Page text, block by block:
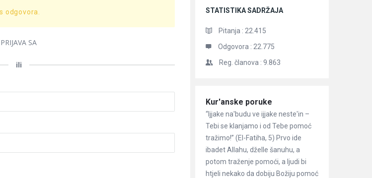
odgovora.
PRIJAVA SA
ili
STATISTIKA SADRŽAJA
Pitanja : 22.415
Odgovora : 22.775
Reg. članova : 9.863
Članci
Kur'anske poruke
“Ijjake na'budu ve ijjake neste'in –
Tebi se klanjamo i od Tebe pomoć
tražimo!” (El-Fatiha, 5) Prvo ide
ibadet Allahu, dželle šanuhu, a
potom traženje pomoći, a ljudi bi
htjeli nekako da dobiju Božiju pomoć